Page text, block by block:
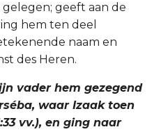
geeft aan de
hem ten deel
naam en
des Heren.
vader hem gezegend
waar Izaak toen
vv.), en ging naar